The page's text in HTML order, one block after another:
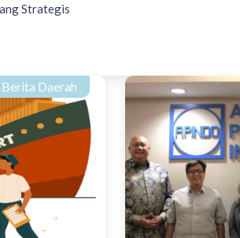
Strategis
Berita Daerah